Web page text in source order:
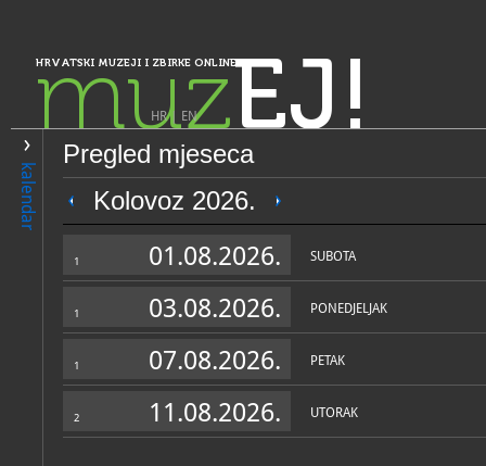
HRVATSKI MUZEJI I ZBIRKE ONLINE
muzEJ!
HR| EN
kalendar
Pregled mjeseca
Kolovoz 2026.
1 01.08.2026. SUBOTA
1 03.08.2026. PONEDJELJAK
1 07.08.2026. PETAK
2 11.08.2026. UTORAK
PRETRAŽIVANJE
Istra, Kvarner, Gorski kotar i Lika
Zavičajni muzej Poreštine -
territorio parentino
OPĆI PODACI